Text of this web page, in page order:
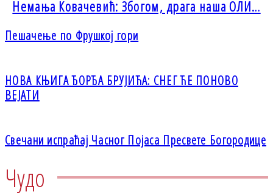
Немања Ковачевић: Збогом, драга наша ОЛИ…
Пешачење по Фрушкој гори
НОВА КЊИГА ЂОРЂА БРУЈИЋА: СНЕГ ЋЕ ПОНОВО
ВЕЈАТИ
Свечани испраћај Часног Појаса Пресвете Богородице
Чудо